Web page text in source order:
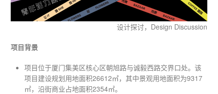
设计探讨，Design Discussion
项目背景
项目位于厦门集美区核心区朝旭路与诚毅西路交界口处。该
项目建设规划用地面积26612㎡，其中景观用地面积为9317
㎡，沿街商业占地面积2354㎡。